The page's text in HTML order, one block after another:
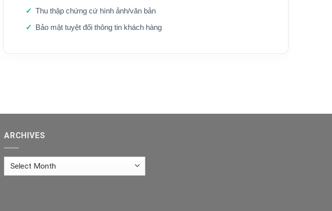
Thu thập chứng cứ hình ảnh/văn bản
Bảo mật tuyệt đối thông tin khách hàng
ARCHIVES
Archives